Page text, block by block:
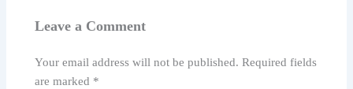
Leave a Comment
Your email address will not be published. Required fields
are marked *